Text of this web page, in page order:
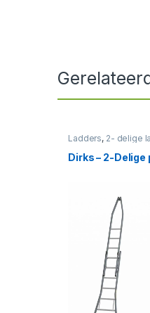
Ladders, 2- delige
Dirks – 2-